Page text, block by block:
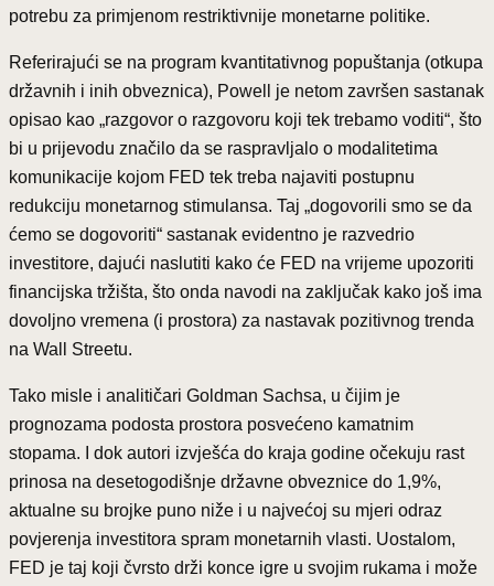
potrebu za primjenom restriktivnije monetarne politike.
Referirajući se na program kvantitativnog popuštanja (otkupa
državnih i inih obveznica), Powell je netom završen sastanak
opisao kao „razgovor o razgovoru koji tek trebamo voditi“, što
bi u prijevodu značilo da se raspravljalo o modalitetima
komunikacije kojom FED tek treba najaviti postupnu
redukciju monetarnog stimulansa. Taj „dogovorili smo se da
ćemo se dogovoriti“ sastanak evidentno je razvedrio
investitore, dajući naslutiti kako će FED na vrijeme upozoriti
financijska tržišta, što onda navodi na zaključak kako još ima
dovoljno vremena (i prostora) za nastavak pozitivnog trenda
na Wall Streetu.
Tako misle i analitičari Goldman Sachsa, u čijim je
prognozama podosta prostora posvećeno kamatnim
stopama. I dok autori izvješća do kraja godine očekuju rast
prinosa na desetogodišnje državne obveznice do 1,9%,
aktualne su brojke puno niže i u najvećoj su mjeri odraz
povjerenja investitora spram monetarnih vlasti. Uostalom,
FED je taj koji čvrsto drži konce igre u svojim rukama i može